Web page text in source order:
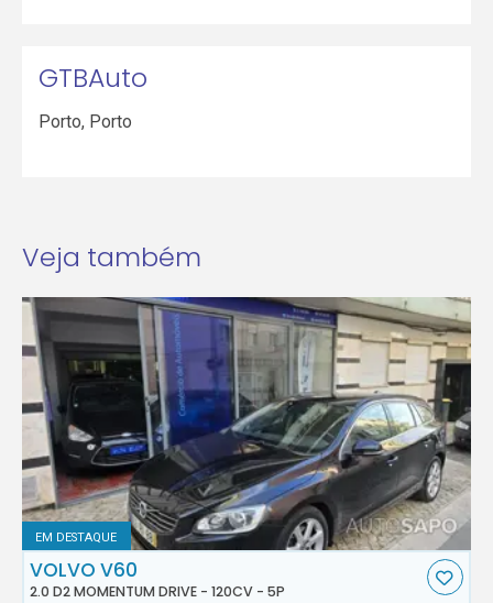
GTBAuto
Porto, Porto
Veja também
EM DESTAQUE
VOLVO V60
2.0 D2 MOMENTUM DRIVE - 120CV - 5P